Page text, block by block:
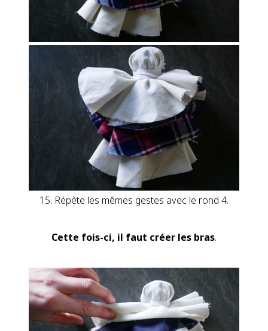
15. Répète les mêmes gestes avec le rond 4.
Cette fois-ci, il faut créer les bras.